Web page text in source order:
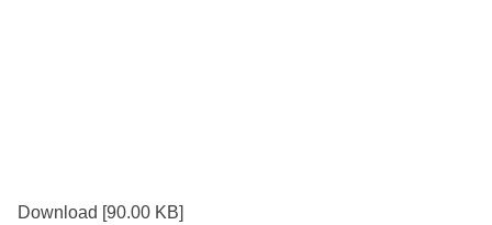
Download [90.00 KB]